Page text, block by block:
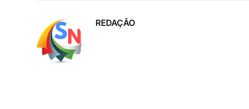
REDAÇÃO